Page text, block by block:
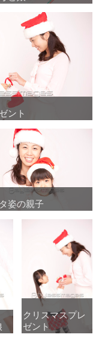
ント
ント
姿の親子
姿の親子
クリスマスプレ
ゼント
クリスマスプレ
ゼント